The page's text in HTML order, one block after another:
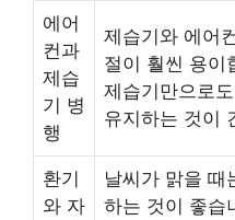
에어
컨과
제습
기 병
행
제습기와 에어
절이 훨씬 용이
제습기만으로
유지하는 것이
환기
와 자
날씨가 맑을 때
하는 것이 좋습